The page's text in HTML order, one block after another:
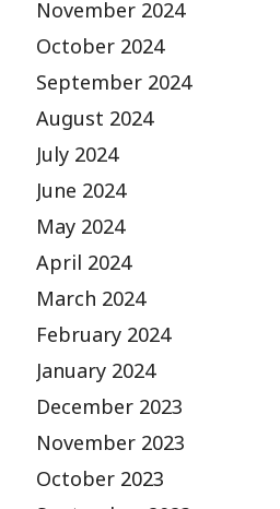
November 2024
October 2024
September 2024
August 2024
July 2024
June 2024
May 2024
April 2024
March 2024
February 2024
January 2024
December 2023
November 2023
October 2023